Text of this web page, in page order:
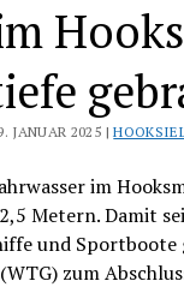
JANUAR 2025 |
im
Metern. Damit
und
zum